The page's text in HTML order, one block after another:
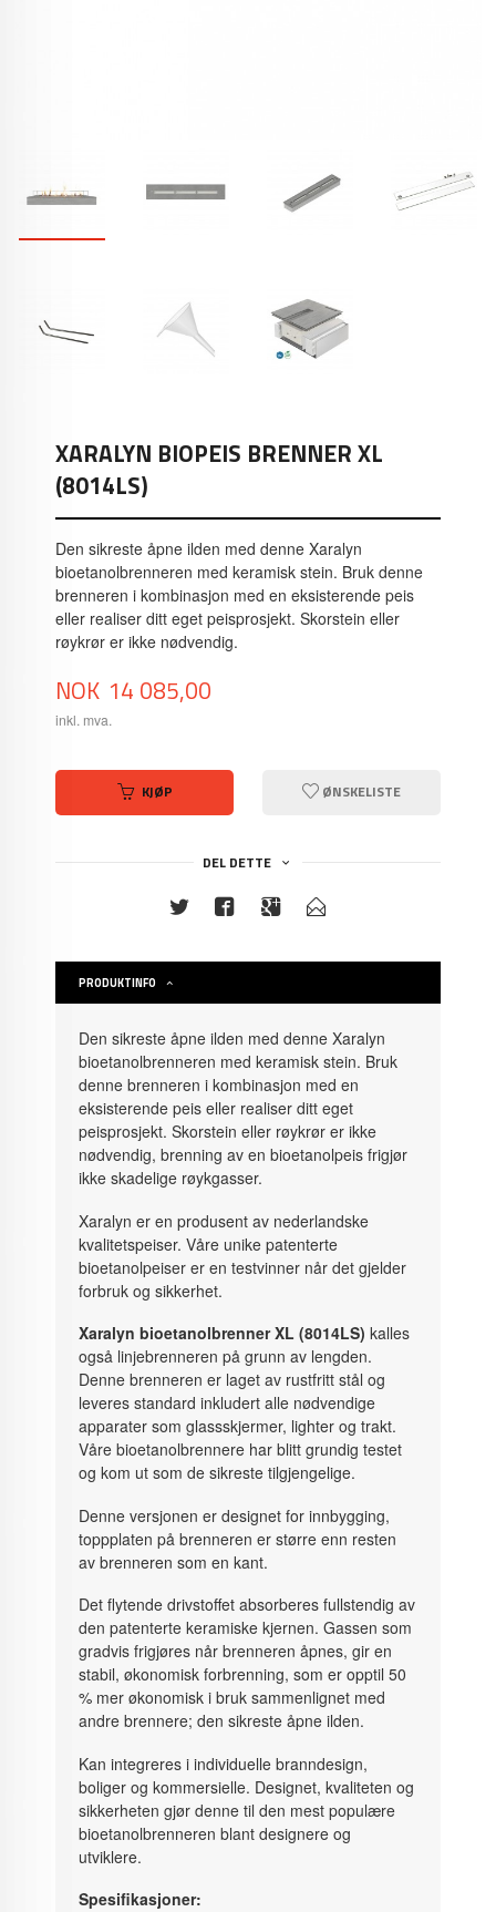
XARALYN BIOPEIS BRENNER XL
(8014LS)
Den sikreste åpne ilden med denne Xaralyn
bioetanolbrenneren med keramisk stein. Bruk denne
brenneren i kombinasjon med en eksisterende peis
eller realiser ditt eget peisprosjekt. Skorstein eller
røykrør er ikke nødvendig.
Pris
NOK 14 085,00
inkl. mva.
KJØP ØNSKELISTE
DEL DETTE
PRODUKTINFO
Den sikreste åpne ilden med denne Xaralyn
bioetanolbrenneren med keramisk stein. Bruk
denne brenneren i kombinasjon med en
eksisterende peis eller realiser ditt eget
peisprosjekt. Skorstein eller røykrør er ikke
nødvendig, brenning av en bioetanolpeis frigjør
ikke skadelige røykgasser.
Xaralyn er en produsent av nederlandske
kvalitetspeiser. Våre unike patenterte
bioetanolpeiser er en testvinner når det gjelder
forbruk og sikkerhet.
Xaralyn bioetanolbrenner XL (8014LS) kalles
også linjebrenneren på grunn av lengden.
Denne brenneren er laget av rustfritt stål og
leveres standard inkludert alle nødvendige
apparater som glassskjermer, lighter og trakt.
Våre bioetanolbrennere har blitt grundig testet
og kom ut som de sikreste tilgjengelige.
Denne versjonen er designet for innbygging,
toppplaten på brenneren er større enn resten
av brenneren som en kant.
Det flytende drivstoffet absorberes fullstendig av
den patenterte keramiske kjernen. Gassen som
gradvis frigjøres når brenneren åpnes, gir en
stabil, økonomisk forbrenning, som er opptil 50
% mer økonomisk i bruk sammenlignet med
andre brennere; den sikreste åpne ilden.
Kan integreres i individuelle branndesign,
boliger og kommersielle. Designet, kvaliteten og
sikkerheten gjør denne til den mest populære
bioetanolbrenneren blant designere og
utviklere.
Spesifikasjoner: